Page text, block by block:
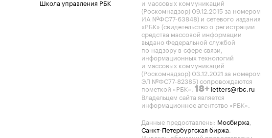
Школа управления РБК
и массовых коммуникаций
(Роскомнадзор) 09.12.2015 за номером
ИА №ФС77-63848) и сетевого издания
«РБК» (свидетельство о регистрации
средства массовой информации
выдано Федеральной службой
по надзору в сфере связи,
информационных технологий
и массовых коммуникаций
(Роскомнадзор) 03.12.2021 за номером
ЭЛ №ФС77-82385) сопровождаются
пометкой «РБК». 18+ letters@rbc.ru
Владельцем сайта является
информационное агентство «РБК».
Данные предоставлены: Мосбиржа,
Санкт-Петербургская биржа.